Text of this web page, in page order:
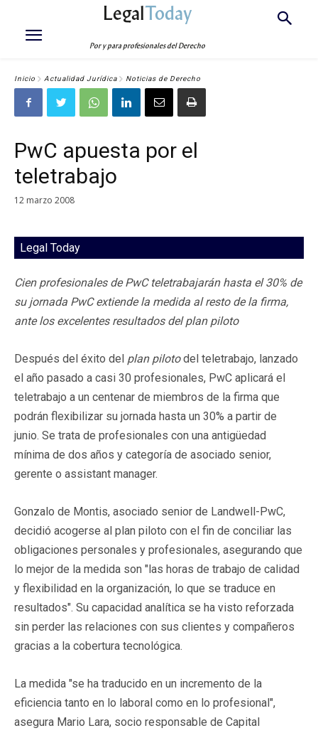
LegalToday
Por y para profesionales del Derecho
Inicio Actualidad Jurídica Noticias de Derecho
PwC apuesta por el
teletrabajo
12 marzo 2008
Legal Today
Cien profesionales de PwC teletrabajarán hasta el 30% de
su jornada PwC extiende la medida al resto de la firma,
ante los excelentes resultados del plan piloto
Después del éxito del plan pilotodel teletrabajo, lanzado
el año pasado a casi 30 profesionales, PwC aplicará el
teletrabajo a un centenar de miembros de la firma que
podrán flexibilizar su jornada hasta un 30% a partir de
junio. Se trata de profesionales con una antigüedad
mínima de dos años y categoría de asociado senior,
gerente o assistant manager.
Gonzalo de Montis, asociado senior de Landwell-PwC,
decidió acogerse al plan piloto con el fin de conciliar las
obligaciones personales y profesionales, asegurando que
lo mejor de la medida son "las horas de trabajo de calidad
y flexibilidad en la organización, lo que se traduce en
resultados". Su capacidad analítica se ha visto reforzada
sin perder las relaciones con sus clientes y compañeros
gracias a la cobertura tecnológica.
La medida "se ha traducido en un incremento de la
eficiencia tanto en lo laboral como en lo profesional",
asegura Mario Lara, socio responsable de Capital